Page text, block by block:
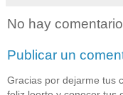
No hay
Publicar un
Gracias por dejarme tus